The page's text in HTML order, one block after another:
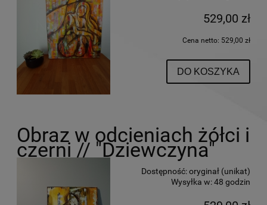
529,00 zł
Cena netto: 529,00 zł
DO KOSZYKA
Obraz w odcieniach żółci i
czerni // "Dziewczyna"
Dostępność:oryginał (unikat)
Wysyłka w:48 godzin